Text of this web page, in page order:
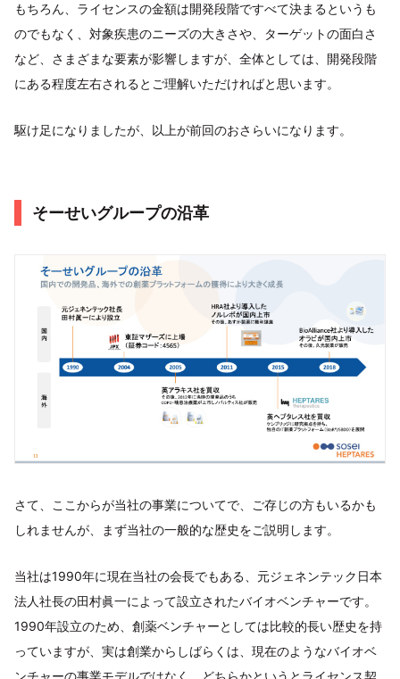
もちろん、ライセンスの金額は開発段階ですべて決まるというも
のでもなく、対象疾患のニーズの大きさや、ターゲットの面白さ
など、さまざまな要素が影響しますが、全体としては、開発段階
にある程度左右されるとご理解いただければと思います。
駆け足になりましたが、以上が前回のおさらいになります。
そーせいグループの沿革
さて、ここからが当社の事業についてで、ご存じの方もいるかも
しれませんが、まず当社の一般的な歴史をご説明します。
当社は1990年に現在当社の会長でもある、元ジェネンテック日本
法人社長の田村眞一によって設立されたバイオベンチャーです。
1990年設立のため、創薬ベンチャーとしては比較的長い歴史を持
っていますが、実は創業からしばらくは、現在のようなバイオベ